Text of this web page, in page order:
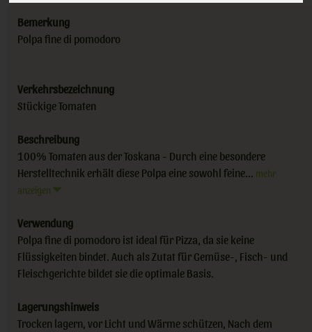
Bemerkung
Polpa fine di pomodoro
Verkehrsbezeichnung
Stückige Tomaten
Beschreibung
100% Tomaten aus der Toskana - Durch eine besondere
Herstelltechnik erhält diese Polpa eine sowohl feine... mehr
anzeigen
Verwendung
Polpa fine di pomodoro ist ideal für Pizza, da sie keine
Flüssigkeiten bindet. Auch als Zutat für Gemüse-, Fisch- und
Fleischgerichte bildet sie die optimale Basis.
Lagerungshinweis
Trocken lagern, vor Licht und Wärme schützen, Nach dem